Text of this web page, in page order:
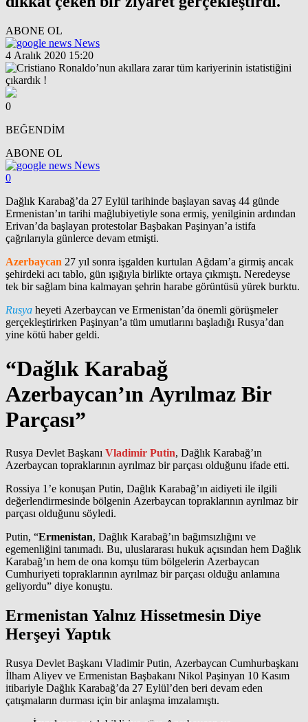
ABONE OL
News
4 Aralık 2020 15:20
0
BEĞENDİM
ABONE OL
News
0
Dağlık Karabağ’da 27 Eylül tarihinde başlayan savaş 44 günde
Ermenistan’ın tarihi mağlubiyetiyle sona ermiş, yenilginin ardından
Erivan’da başlayan protestolar Başbakan Paşinyan’a istifa
çağrılarıyla günlerce devam etmişti.
Azerbaycan 27 yıl sonra işgalden kurtulan Ağdam’a girmiş ancak
şehirdeki acı tablo, gün ışığıyla birlikte ortaya çıkmıştı. Neredeyse
tek bir sağlam bina kalmayan şehrin harabe görüntüsü yürek burktu.
Rusya heyeti Azerbaycan ve Ermenistan’da önemli görüşmeler
gerçekleştirirken Paşinyan’a tüm umutlarını başladığı Rusya’dan
yine kötü haber geldi.
“Dağlık Karabağ
Azerbaycan’ın Ayrılmaz Bir
Parçası”
Rusya Devlet Başkanı Vladimir Putin, Dağlık Karabağ’ın
Azerbaycan topraklarının ayrılmaz bir parçası olduğunu ifade etti.
Rossiya 1’e konuşan Putin, Dağlık Karabağ’ın aidiyeti ile ilgili
değerlendirmesinde bölgenin Azerbaycan topraklarının ayrılmaz bir
parçası olduğunu söyledi.
Putin, “Ermenistan, Dağlık Karabağ’ın bağımsızlığını ve
egemenliğini tanımadı. Bu, uluslararası hukuk açısından hem Dağlık
Karabağ’ın hem de ona komşu tüm bölgelerin Azerbaycan
Cumhuriyeti topraklarının ayrılmaz bir parçası olduğu anlamına
geliyordu” diye konuştu.
Ermenistan Yalnız Hissetmesin Diye
Herşeyi Yaptık
Rusya Devlet Başkanı Vladimir Putin, Azerbaycan Cumhurbaşkanı
İlham Aliyev ve Ermenistan Başbakanı Nikol Paşinyan 10 Kasım
itibariyle Dağlık Karabağ’da 27 Eylül’den beri devam eden
çatışmaların durması için bir anlaşma imzalamıştı.